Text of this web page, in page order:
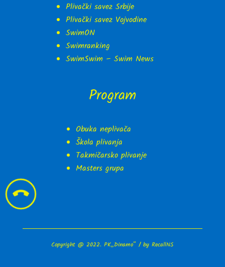
Plivački savez Srbije
Plivački savez Vojvodine
SwimON
Swimranking
SwimSwim – Swim News
Program
Obuka neplivača
Škola plivanja
Takmičarsko plivanje
Masters grupa

Copyright @ 2022. PK„Dinamo” / byRecallNS